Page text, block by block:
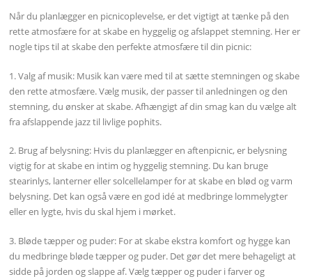
Når du planlægger en picnicoplevelse, er det vigtigt at tænke på den
rette atmosfære for at skabe en hyggelig og afslappet stemning. Her er
nogle tips til at skabe den perfekte atmosfære til din picnic:
1. Valg af musik: Musik kan være med til at sætte stemningen og skabe
den rette atmosfære. Vælg musik, der passer til anledningen og den
stemning, du ønsker at skabe. Afhængigt af din smag kan du vælge alt
fra afslappende jazz til livlige pophits.
2. Brug af belysning: Hvis du planlægger en aftenpicnic, er belysning
vigtig for at skabe en intim og hyggelig stemning. Du kan bruge
stearinlys, lanterner eller solcellelamper for at skabe en blød og varm
belysning. Det kan også være en god idé at medbringe lommelygter
eller en lygte, hvis du skal hjem i mørket.
3. Bløde tæpper og puder: For at skabe ekstra komfort og hygge kan
du medbringe bløde tæpper og puder. Det gør det mere behageligt at
sidde på jorden og slappe af. Vælg tæpper og puder i farver og